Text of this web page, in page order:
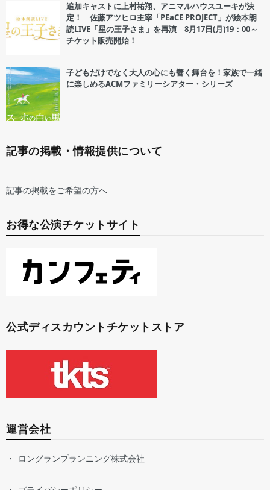
追加キャストに上村祐翔、アニマルハウスユーキが決
定！ 佐藤アツヒロ主宰「PEaCE PROJECT」が絵本朗
読LIVE「星の王子さま」を再演 8月17日(月)19：00～
チケット販売開始！
子どもだけでなく大人の心にも響く舞台を！家族で一緒
に楽しめるACMファミリーシアター・シリーズ
記事の掲載・情報提供について
記事の掲載をご希望の方へ
お得な公演チケットサイト
公式ディスカウントチケットストア
運営会社
ロングランプランニング株式会社